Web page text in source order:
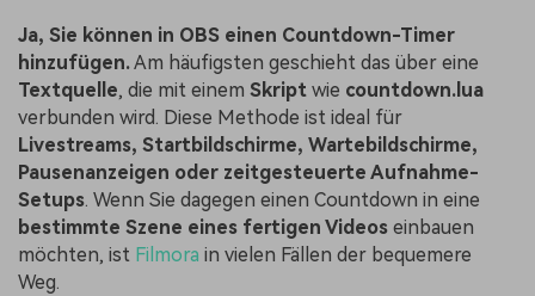
Ja, Sie können in OBS einen Countdown-Timer
hinzufügen.Am häufigsten geschieht das über eine
Textquelle, die mit einem Skript wie countdown.lua
verbunden wird. Diese Methode ist ideal für
Livestreams, Startbildschirme, Wartebildschirme,
Pausenanzeigen oder zeitgesteuerte Aufnahme-
Setups. Wenn Sie dagegen einen Countdown in eine
bestimmte Szene eines fertigen Videos einbauen
möchten, ist Filmora in vielen Fällen der bequemere
Weg.